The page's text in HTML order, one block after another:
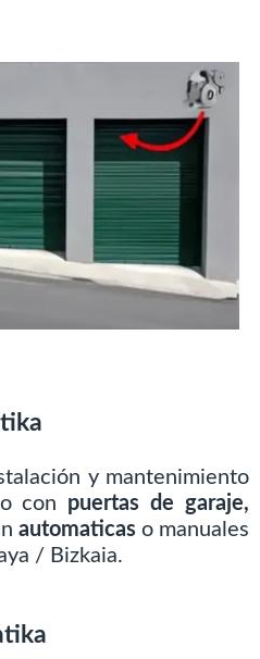
y mantenimiento
con puertas de garaje,
automaticaso manuales
/ Bizkaia.